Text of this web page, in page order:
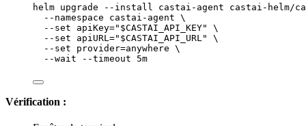
helm upgrade --install castai-agent
castai-helm/
--namespace
castai-agent \
--set
apiKey=" $CASTAI_API_KEY"
\
--set
apiURL=" $CASTAI_API_URL"
\
--set
provider=anywhere \
--wait
--timeout 5m
Vérification :